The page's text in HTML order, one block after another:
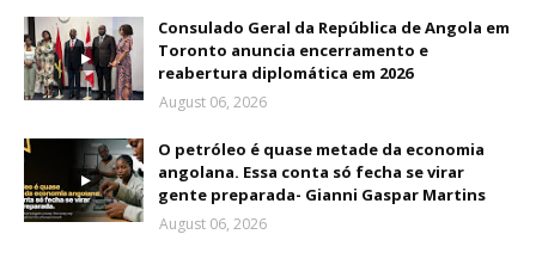
Consulado Geral da República de Angola em
Toronto anuncia encerramento e
reabertura diplomática em 2026
August 06, 2026
O petróleo é quase metade da economia
angolana. Essa conta só fecha se virar
gente preparada- Gianni Gaspar Martins
August 06, 2026